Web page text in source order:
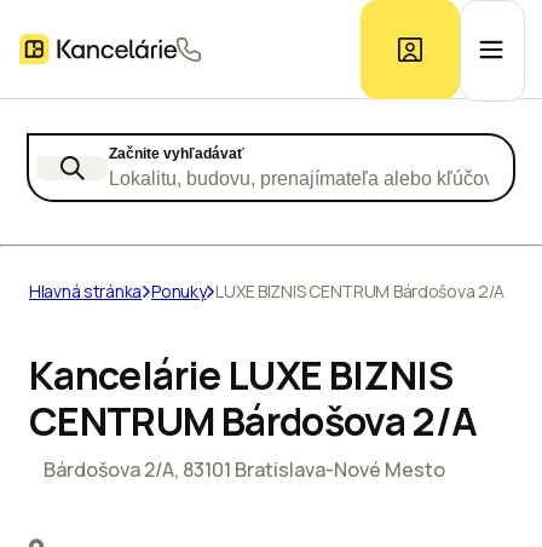
Prieskum trhu
Inzerát
Začnite vyhľadávať
Lokalitu, budovu, prenajímateľa alebo kľúčové
Hlavná stránka Ponuky LUXE BIZNIS CENTRUM Bárdošova 2/A
Kancelárie LUXE BIZNIS
CENTRUM Bárdošova 2/A
Bárdošova 2/A, 83101 Bratislava-Nové Mesto